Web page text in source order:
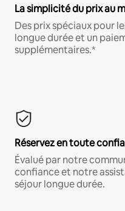
La simplicité du prix au
Des prix spéciaux pour
longue durée et un
supplémentaires.*
Réservez en toute
Évalué par notre
confiance et notre
séjour longue durée.